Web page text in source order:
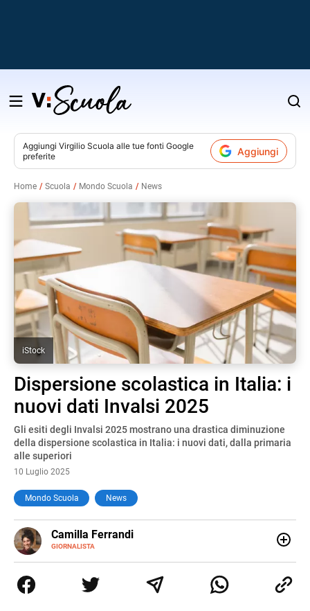
Salta
contenuto
Aggiungi Virgilio Scuola alle tue fonti Google
preferite
Aggiungi
Home Scuola Mondo Scuola News
iStock
Dispersione scolastica in Italia: i
nuovi dati Invalsi 2025
Gli esiti degli Invalsi 2025 mostrano una drastica diminuzione
della dispersione scolastica in Italia: i nuovi dati, dalla primaria
alle superiori
10 Luglio 2025
Mondo Scuola News
Camilla Ferrandi
GIORNALISTA
E-
MAIL
LINKEDIN
di trasformare la passione per la scrittura in un lavoro, e
da lì non mi sono più fermata. L’attualità è il mio pane